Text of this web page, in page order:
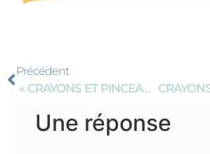
Précédent
« CRAYONS ET PINCEAUX À UXEM S’EXPOSE » : UNE 3ÈME ÉDITION QUI FAIT LE PLEIN !
Une réponse